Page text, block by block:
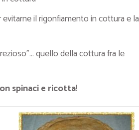
il rigonfiamento in cottura e la
quello della cottura fra le
spinaci e ricotta!